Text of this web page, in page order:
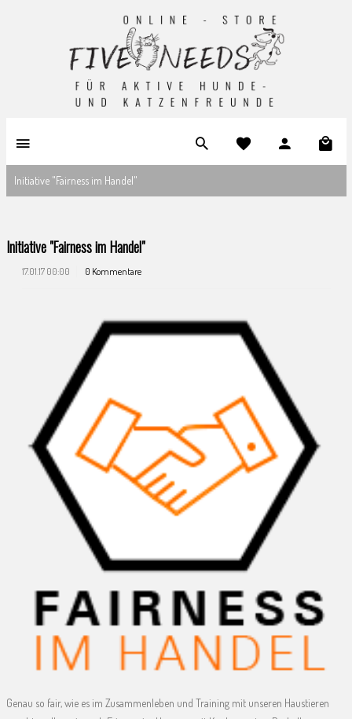
Initiative "Fairness im Handel"
Initiative "Fairness im Handel"
17.01.17 00:00 0 Kommentare
Genau so fair, wie es im Zusammenleben und Training mit unseren Haustieren